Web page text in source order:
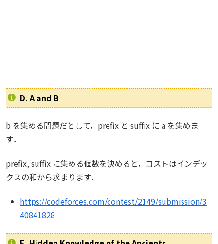
D. A and B
b を集める問題だとして，prefix と suffix に a を集めま
す．
prefix, suffix に集める個数を決めると，コストはインデッ
クスの和から求まります．
https://codeforces.com/contest/2149/submission/3
40841828